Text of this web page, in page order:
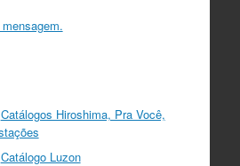
Catálogos Hiroshima, Pra Você,
Catálogo Luzon